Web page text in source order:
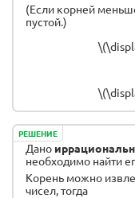
(Если корней
пустой.)
РЕШЕНИЕ
Дано
необходимо найти
Корень можно
чисел, тогда